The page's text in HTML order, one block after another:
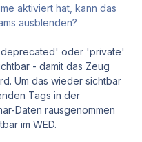
aktiviert hat, kann das
ausblenden?
oder 'private'
- damit das Zeug
Um das wieder sichtbar
Tags in der
Daten rausgenommen
im WED.